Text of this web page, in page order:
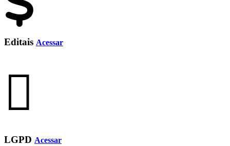
Editais Acessar
LGPD Acessar